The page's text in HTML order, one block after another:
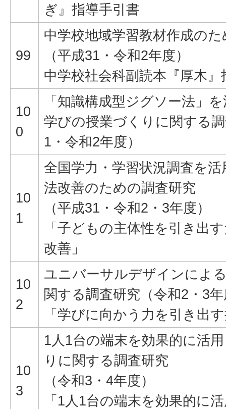
ぎ』指導手引書
99
中学校地域学習教材作成の
（平成31・令和2年度）
中学校社会科副読本『厚木』
10
0
「知識構成型ジグソー法」
学びの授業づくりに関する
1・令和2年度）
10
1
全国学力・学習状況調査を
法改善のための調査研究
（平成31・令和2・3年度）
「子どもの主体性を引き出
改善」
10
2
ユニバーサルデザインによ
関する調査研究（令和2・3
「学びに向かう力を引き出
10
3
1人1台の端末を効果的に活
りに関する調査研究
（令和3・4年度）
「1人1台の端末を効果的に